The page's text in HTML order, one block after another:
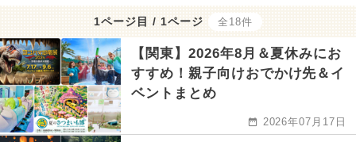
1ページ目 / 1ページ 全18件
【関東】2026年8月＆夏休みにお
すすめ！親子向けおでかけ先＆イ
ベントまとめ
2026年07月17日